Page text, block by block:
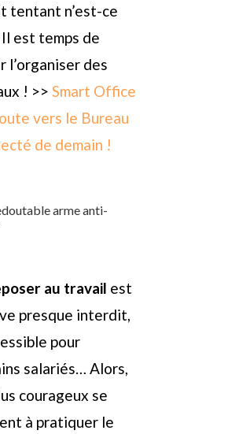
tentant n’est-ce
Il est temps de
l’organiser des
! >> Smart Office
vers le Bureau
de demain !
arme anti-
au travail est
presque interdit,
pour
salariés… Alors,
courageux se
à pratiquer le